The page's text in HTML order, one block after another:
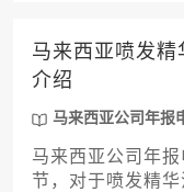
马来西亚喷发
介绍
马来西亚公司年报
马来西亚公司年
节，对于喷发精